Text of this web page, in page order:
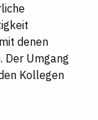
denen
Der Umgang
Kollegen